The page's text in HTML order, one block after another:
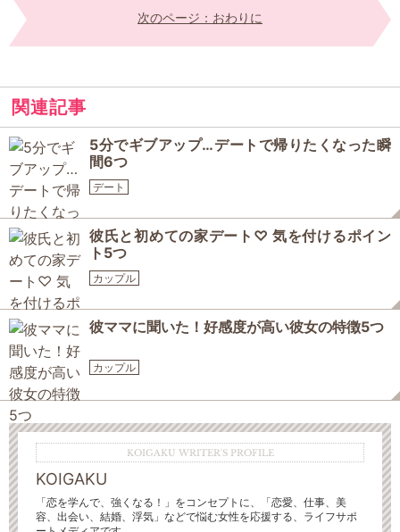
次のページ：おわりに
関連記事
5分でギブアップ…デートで帰りたくなった瞬
間6つ
デート
彼氏と初めての家デート♡ 気を付けるポイン
ト5つ
カップル
彼ママに聞いた！好感度が高い彼女の特徴5つ
カップル
KOIGAKU WRITER'S PROFILE
KOIGAKU
「恋を学んで、強くなる！」をコンセプトに、「恋愛、仕事、美
容、出会い、結婚、浮気」などで悩む女性を応援する、ライフサポ